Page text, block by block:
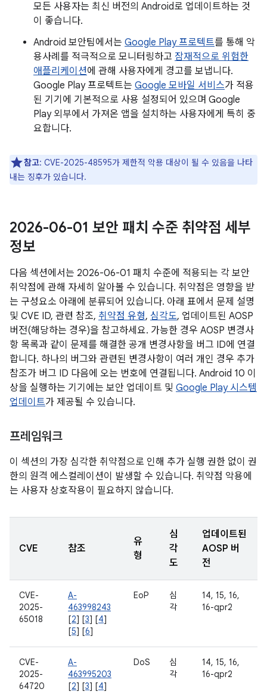
모든 사용자는 최신 버전의 Android로 업데이트하는 것
이 좋습니다.
Android 보안팀에서는 Google Play 프로텍트를 통해 악
용사례를 적극적으로 모니터링하고 잠재적으로 위험한
애플리케이션에 관해 사용자에게 경고를 보냅니다.
Google Play 프로텍트는 Google 모바일 서비스가 적용
된 기기에 기본적으로 사용 설정되어 있으며 Google
Play 외부에서 가져온 앱을 설치하는 사용자에게 특히 중
요합니다.
참고: CVE-2025-48595가 제한적 악용 대상이 될 수 있음을 나타
내는 징후가 있습니다.
2026-06-01 보안 패치 수준 취약점 세부
정보
다음 섹션에서는 2026-06-01 패치 수준에 적용되는 각 보안
취약점에 관해 자세히 알아볼 수 있습니다. 취약점은 영향을 받
는 구성요소 아래에 분류되어 있습니다. 아래 표에서 문제 설명
및 CVE ID, 관련 참조, 취약점 유형, 심각도, 업데이트된 AOSP
버전(해당하는 경우)을 참고하세요. 가능한 경우 AOSP 변경사
항 목록과 같이 문제를 해결한 공개 변경사항을 버그 ID에 연결
합니다. 하나의 버그와 관련된 변경사항이 여러 개인 경우 추가
참조가 버그 ID 다음에 오는 번호에 연결됩니다. Android 10 이
상을 실행하는 기기에는 보안 업데이트 및 Google Play 시스템
업데이트가 제공될 수 있습니다.
프레임워크
이 섹션의 가장 심각한 취약점으로 인해 추가 실행 권한 없이 권
한의 원격 에스컬레이션이 발생할 수 있습니다. 취약점 악용에
는 사용자 상호작용이 필요하지 않습니다.
CVE 참조
유
형
심
각
도
업데이트된
AOSP 버
전
CVE-
2025-
65018
A-
463998243
[2] [3] [4]
[5] [6]
EoP
심
각
14, 15, 16,
16-qpr2
CVE-
2025-
64720
A-
463995203
[2] [3] [4]
DoS
심
각
14, 15, 16,
16-qpr2